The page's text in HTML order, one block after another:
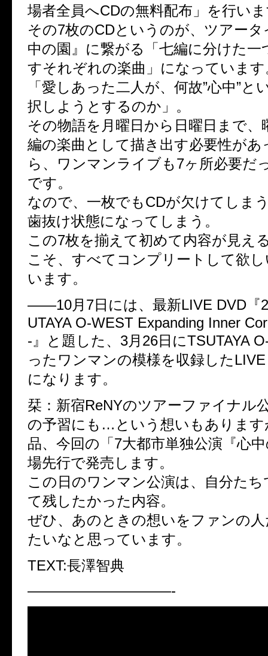
場者全員へCDの無料配布」を行い
その7枚のCDというのが、ツアー
中の園』に繋がる「七編に分けた一
すそれぞれの楽曲」になっています
「愛しあった二人が、何故”心中”と
択しようとするのか」。
その物語を月曜日から日曜日まで、
編の楽曲として描き出す必要性があ
ら、ワンマンライブも7ヶ所必要だ
です。
なので、一枚でもCDが欠けてしま
歯抜け状態になってしまう。
この7枚を揃えて初めて内容が見え
こそ、すべてコンプリートして欲
います。
――10月7日には、最新LIVE DVD『
UTAYA O-WEST Expanding Inner
-』と題した、3月26日にTSUTAYA
ったワンマンの模様を収録した
になります。
栞：新宿ReNYのツアーファイナル
の予習にも…という想いもあります
品、今回の「7大都市単独公演『心
場先行で発売します。
この日のワンマン公演は、自分た
て残したかった内容。
ぜひ、あのときの想いをファンの
たいなと思っています。
TEXT:長澤智典
——————————-